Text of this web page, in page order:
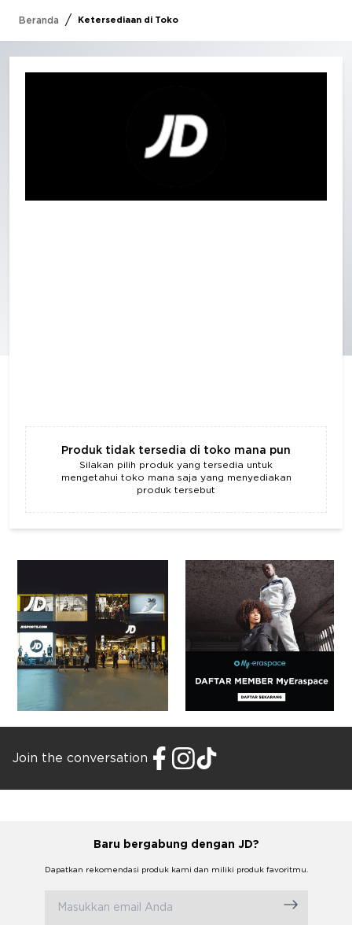
Beranda / Ketersediaan di Toko
Produk tidak tersedia di toko mana pun
Silakan pilih produk yang tersedia untuk
mengetahui toko mana saja yang menyediakan
produk tersebut
Join the conversation
Baru bergabung dengan JD?
Dapatkan rekomendasi produk kami dan miliki produk favoritmu.